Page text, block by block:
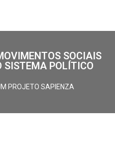
SOCIAIS
SISTEMA POLÍTICO
PROJETO SAPIENZA